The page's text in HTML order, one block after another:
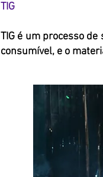
TIG
TIG é um processo
consumível, e o